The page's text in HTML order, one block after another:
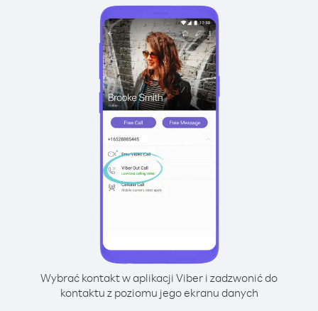
Wybrać kontakt w aplikacji Viber i zadzwonić do
kontaktu z poziomu jego ekranu danych